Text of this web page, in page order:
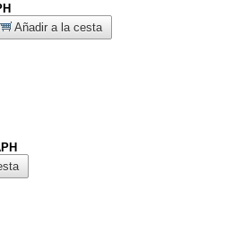
Añadir a la cesta